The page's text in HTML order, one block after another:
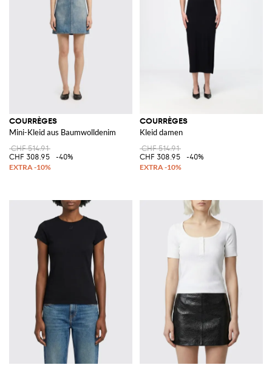
COURRÈGES
Mini-Kleid aus Baumwolldenim
CHF 514.91
CHF 308.95
-40%
COURRÈGES
Kleid damen
CHF 514.91
CHF 308.95
-40%